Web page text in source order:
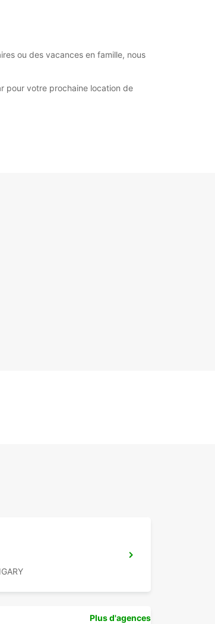
ou des vacances en famille, nous
pour votre prochaine location de
Plus d'agences